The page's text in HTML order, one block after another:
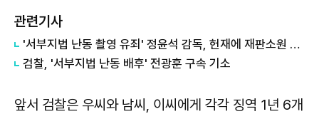
관련기사
'서부지법 난동 촬영 유죄' 정윤석 감독, 헌재에 재판소원 청구
검찰, '서부지법 난동 배후' 전광훈 구속 기소
앞서 검찰은 우씨와 남씨, 이씨에게 각각 징역 1년 6개